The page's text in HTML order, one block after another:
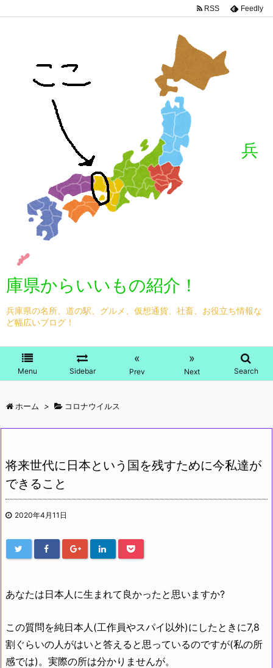
兵
庫県からいいもの紹介！
兵庫県の名所、道の駅、グルメ、仮想通貨、社畜、お役立ち情報な
ど幅広いブログ！
Menu Sidebar
«
Prev
»
Next Search
RSS Feedly
ホーム > コロナウイルス
将来世代に日本という国を残すために今私達が
できること
2020年4月11日
あなたは日本人に生まれて良かったと思いますか?
この質問を純日本人(工作員やスパイ以外)にしたときに7,8
割ぐらいの人がはいと答えると思っているのですが(私の所
感では)。実際の所は分かりませんが。